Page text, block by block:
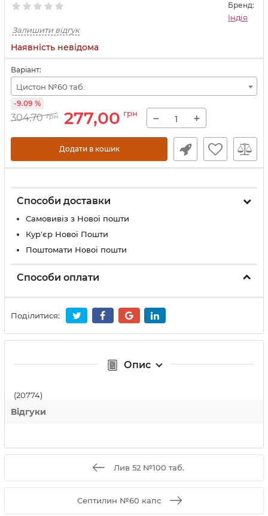
Бренд:
Індія
Залишити відгук
Наявність невідома
Варіант:
Цистон №60 таб.
304,70 грн 277,00 грн
-9.09 %
− +
Додати в кошик
Способи доставки
Самовивіз з Нової пошти
Кур'єр Нової Пошти
Поштомати Нової пошти
Способи оплати
Поділитися:
Опис
(20774)
Відгуки
Лив 52 №100 таб.
Септилин №60 капс